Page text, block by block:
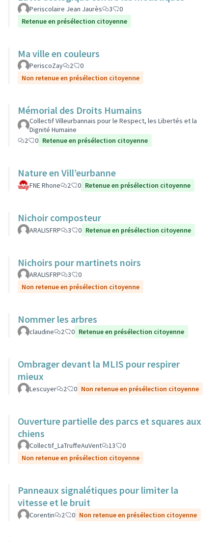
Periscolaire Jean Jaurès 3
0
Retenue en présélection citoyenne
Ma ville en couleurs
PeriscoZay 2
0
Non retenue en présélection citoyenne
Mémorial des Droits Humains
Collectif Villeurbannais pour le Respect, les Libertés et la
Dignité Humaine
2
0 Retenue en présélection citoyenne
Nature en Vill’eurbanne
FNE Rhone 2 0 Retenue en présélection citoyenne
Nichoir composteur
ARALISFRP 3 0 Retenue en présélection citoyenne
Nichoirs pour martinets noirs
ARALISFRP 3
0
Non retenue en présélection citoyenne
Nommer les arbres
claudine 2 0 Retenue en présélection citoyenne
Ombrager devant la MLIS pour respirer
mieux
Lescuyer 2 0 Non retenue en présélection citoyenne
Ouverture partielle des parcs et squares aux
chiens
Collectif_LaTruffeAuVent 13
0
Non retenue en présélection citoyenne
Panneaux signalétiques pour limiter la
vitesse et le bruit
Corentin 2 0 Non retenue en présélection citoyenne